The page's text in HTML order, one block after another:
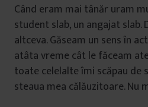
Când eram mai tânăr uram
student slab, un angajat slab.
altceva. Găseam un sens în
atâta vreme cât le făceam
toate celelalte îmi scăpau de
steaua mea călăuzitoare. Nu